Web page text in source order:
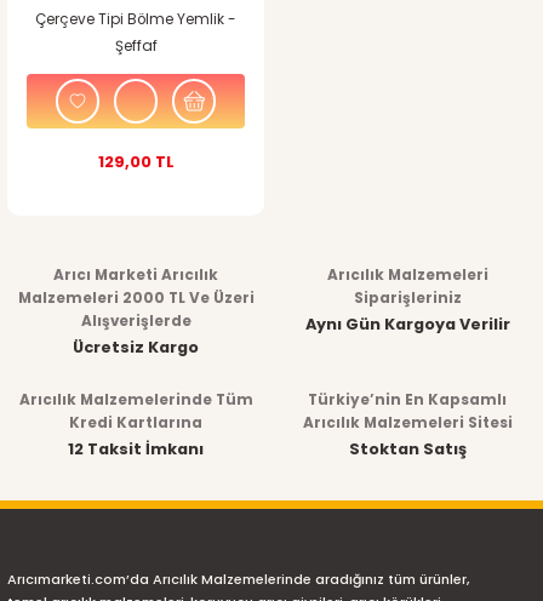
Çerçeve Tipi Bölme Yemlik -
Şeffaf
129,00 TL
Arıcı Marketi Arıcılık
Malzemeleri 2000 TL Ve Üzeri
Alışverişlerde
Ücretsiz Kargo
Arıcılık Malzemeleri
Siparişleriniz
Aynı Gün Kargoya Verilir
Arıcılık Malzemelerinde Tüm
Kredi Kartlarına
12 Taksit İmkanı
Türkiye’nin En Kapsamlı
Arıcılık Malzemeleri Sitesi
Stoktan Satış
Arıcımarketi.com’da Arıcılık Malzemelerinde aradığınız tüm ürünler,